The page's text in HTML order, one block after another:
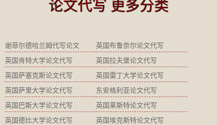
论文代写 更多分类
谢菲尔德哈兰姆代写论文 英国布鲁奈尔论文代写
英国肯特大学论文代写 英国拉夫堡论文代写
英国萨塞克斯论文代写 英国雷丁大学论文代写
英国萨里大学论文代写 东安格利亚论文代写
英国巴斯大学论文代写 英国莱斯特论文代写
英国德比大学论文代写 英国埃克斯特论文代写